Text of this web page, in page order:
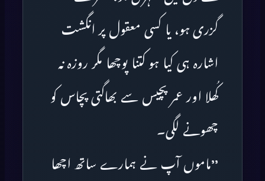
گزری ہو، یا کسی معقول پر انگشت
اشارہ ہی کیا ہو کتنا پوچھا مگر روزہ نہ
کُھلا اور عمر پچیس سے بھاگتی پچاس کو
چھونے لگی۔
’’ماموں آپ نے ہمارے ساتھ اچھا